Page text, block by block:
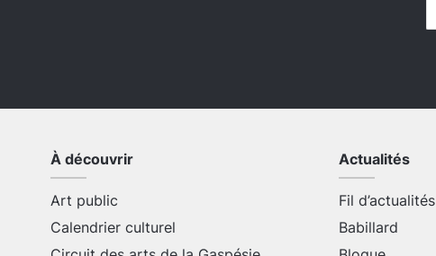
À découvrir
Art public
Calendrier culturel
Actualités
Fil d’actualités
Babillard